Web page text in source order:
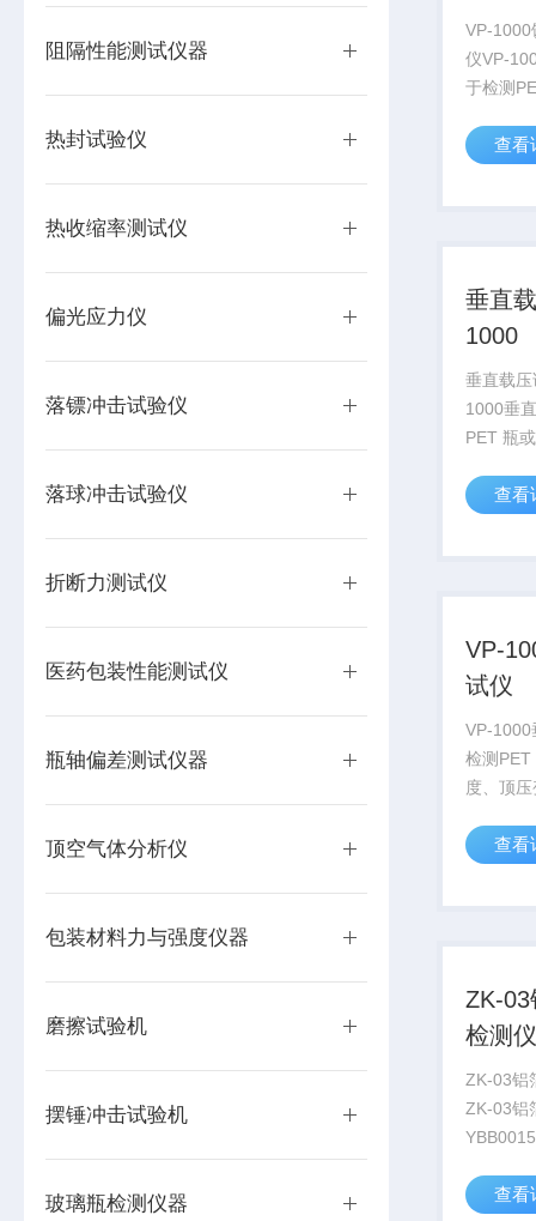
阻隔性能测试仪器
热封试验仪
热收缩率测试仪
偏光应力仪
落镖冲击试验仪
落球冲击试验仪
折断力测试仪
医药包装性能测试仪
瓶轴偏差测试仪器
顶空气体分析仪
包装材料力与强度仪器
磨擦试验机
摆锤冲击试验机
玻璃瓶检测仪器
VP-1000
仪VP-
于检测
侧压强
据；仪
查看
垂直
1000
垂直载
1000垂
PET 瓶
度，测
符合国
查看
VP-
试仪
VP-1000
检测PET
度、顶
和改善
标准；
查看
ZK-
检测仪
ZK-03铝
ZK-03铝
备专用
查看